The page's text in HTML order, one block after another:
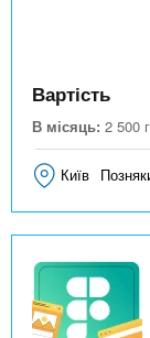
Вартість
В місяць: 2 500
Київ